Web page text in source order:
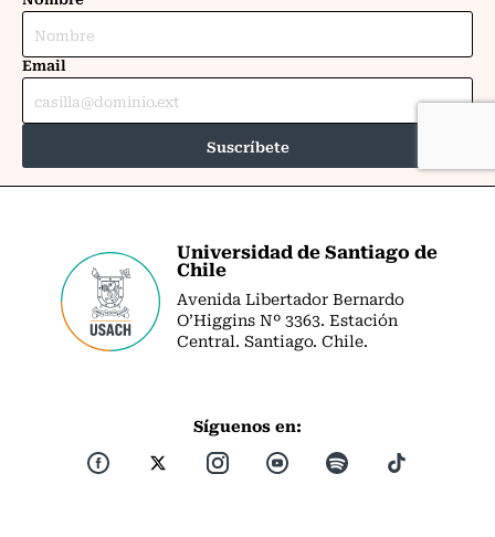
Universidad de Santiago de
Chile
Avenida Libertador Bernardo
O’Higgins Nº 3363. Estación
Central. Santiago. Chile.
Síguenos en: